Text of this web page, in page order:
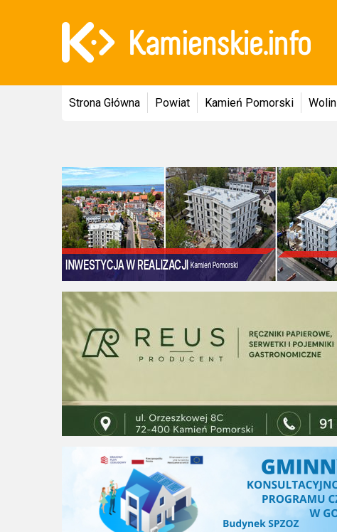
Strona Główna Powiat Kamień Pomorski Wolin